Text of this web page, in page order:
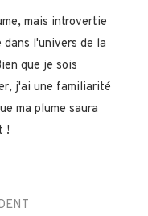
mais introvertie
l'univers de la
que je sois
j'ai une familiarité
ma plume saura
!